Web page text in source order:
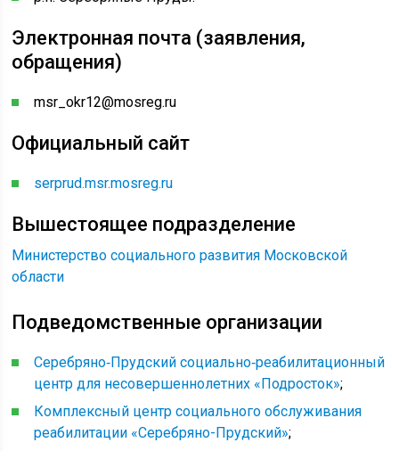
Электронная почта (заявления,
обращения)
msr_okr12@mosreg.ru
Официальный сайт
serprud.msr.mosreg.ru
Вышестоящее подразделение
Министерство социального развития Московской
области
Подведомственные организации
Серебряно‑Прудский социально‑реабилитационный
центр для несовершеннолетних «Подросток»;
Комплексный центр социального обслуживания
реабилитации «Серебряно-Прудский»;